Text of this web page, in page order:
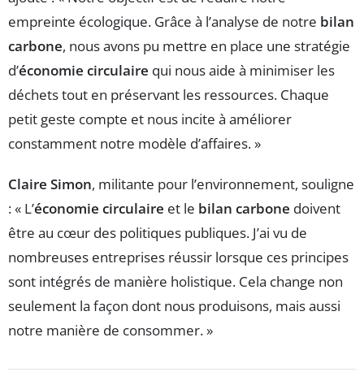
empreinte écologique. Grâce à l’analyse de notre bilan
carbone, nous avons pu mettre en place une stratégie
d’économie circulaire qui nous aide à minimiser les
déchets tout en préservant les ressources. Chaque
petit geste compte et nous incite à améliorer
constamment notre modèle d’affaires. »
Claire Simon, militante pour l’environnement, souligne
: « L’économie circulaire et le bilan carbone doivent
être au cœur des politiques publiques. J’ai vu de
nombreuses entreprises réussir lorsque ces principes
sont intégrés de manière holistique. Cela change non
seulement la façon dont nous produisons, mais aussi
notre manière de consommer. »